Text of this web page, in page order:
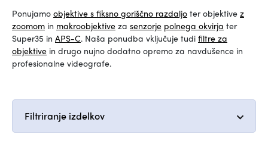
Ponujamo objektive s fiksno goriščno razdaljo ter objektive z
zoomom in makroobjektive za senzorje polnega okvirja ter
Super35 in APS-C. Naša ponudba vključuje tudi filtre za
objektive in drugo nujno dodatno opremo za navdušence in
profesionalne videografe.
Filtriranje izdelkov